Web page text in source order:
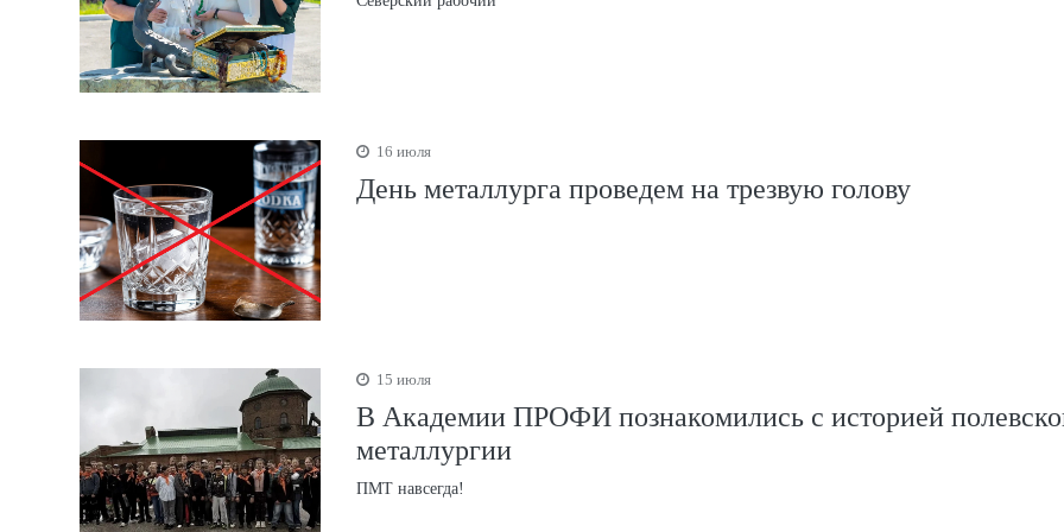
16 июля
День металлурга проведем на трезвую голову
15 июля
В Академии ПРОФИ познакомились с историей
металлургии
ПМТ навсегда!